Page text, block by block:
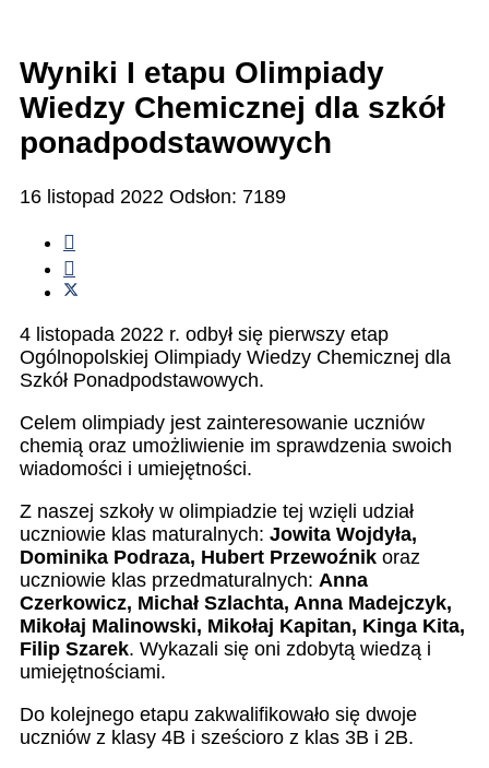
Wyniki I etapu Olimpiady
Wiedzy Chemicznej dla szkół
ponadpodstawowych
16 listopad 2022 Odsłon: 7189
4 listopada 2022 r. odbył się pierwszy etap
Ogólnopolskiej Olimpiady Wiedzy Chemicznej dla
Szkół Ponadpodstawowych.
Celem olimpiady jest zainteresowanie uczniów
chemią oraz umożliwienie im sprawdzenia swoich
wiadomości i umiejętności.
Z naszej szkoły w olimpiadzie tej wzięli udział
uczniowie klas maturalnych: Jowita Wojdyła,
Dominika Podraza, Hubert Przewoźnik oraz
uczniowie klas przedmaturalnych: Anna
Czerkowicz, Michał Szlachta, Anna Madejczyk,
Mikołaj Malinowski, Mikołaj Kapitan, Kinga Kita,
Filip Szarek. Wykazali się oni zdobytą wiedzą i
umiejętnościami.
Do kolejnego etapu zakwalifikowało się dwoje
uczniów z klasy 4B i sześcioro z klas 3B i 2B.